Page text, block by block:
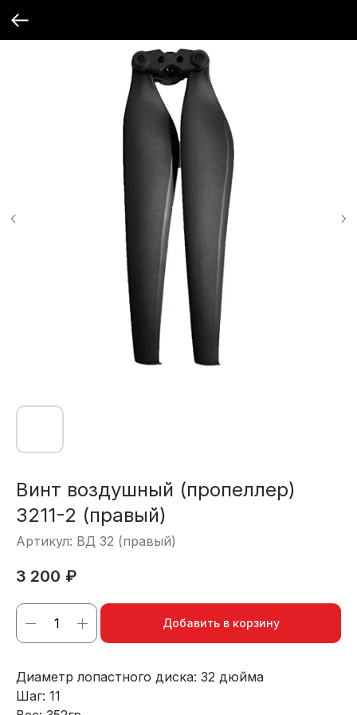
Винт воздушный (пропеллер)
3211-2 (правый)
Артикул: ВД 32 (правый)
3 200 ₽
Добавить в корзину
Диаметр лопастного диска: 32 дюйма
Шаг: 11